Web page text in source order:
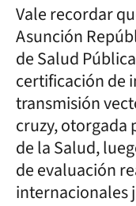
Vale recordar
Asunción
de Salud
certificación de
transmisión
cruzy, otorgada
de la Salud,
de evaluación
internacionales